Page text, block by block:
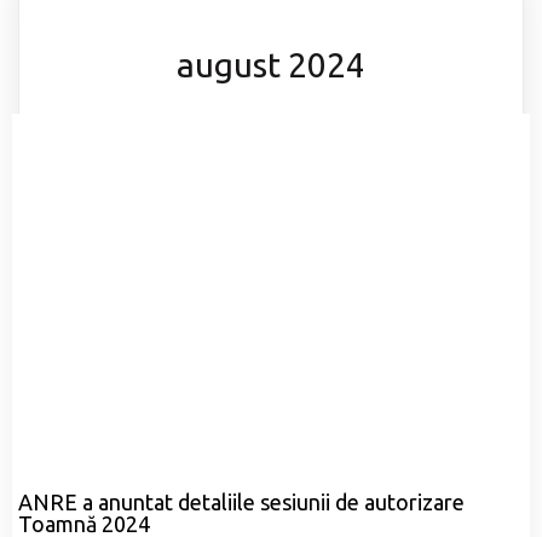
august 2024
ANRE a anuntat detaliile sesiunii de autorizare
Toamnă 2024